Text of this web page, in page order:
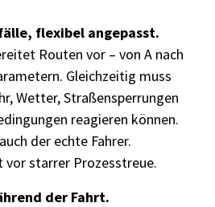
flexibel angepasst.
Routen vor – von A nach
Gleichzeitig muss
Wetter, Straßensperrungen
reagieren können.
der echte Fahrer.
vor starrer Prozesstreue.
der Fahrt.